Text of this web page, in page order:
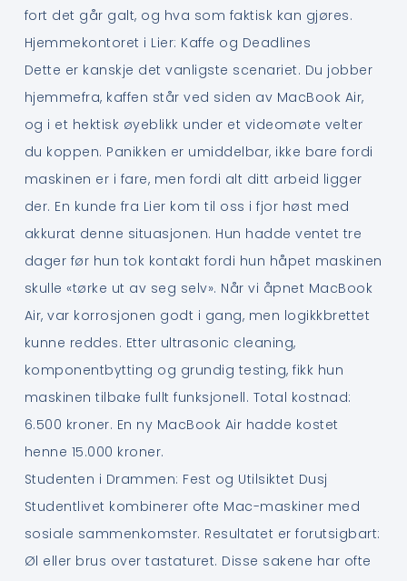
fort det går galt, og hva som faktisk kan gjøres.
Hjemmekontoret i Lier: Kaffe og Deadlines
Dette er kanskje det vanligste scenariet. Du jobber
hjemmefra, kaffen står ved siden av MacBook Air,
og i et hektisk øyeblikk under et videomøte velter
du koppen. Panikken er umiddelbar, ikke bare fordi
maskinen er i fare, men fordi alt ditt arbeid ligger
der. En kunde fra Lier kom til oss i fjor høst med
akkurat denne situasjonen. Hun hadde ventet tre
dager før hun tok kontakt fordi hun håpet maskinen
skulle «tørke ut av seg selv». Når vi åpnet MacBook
Air, var korrosjonen godt i gang, men logikkbrettet
kunne reddes. Etter ultrasonic cleaning,
komponentbytting og grundig testing, fikk hun
maskinen tilbake fullt funksjonell. Total kostnad:
6.500 kroner. En ny MacBook Air hadde kostet
henne 15.000 kroner.
Studenten i Drammen: Fest og Utilsiktet Dusj
Studentlivet kombinerer ofte Mac-maskiner med
sosiale sammenkomster. Resultatet er forutsigbart:
Øl eller brus over tastaturet. Disse sakene har ofte